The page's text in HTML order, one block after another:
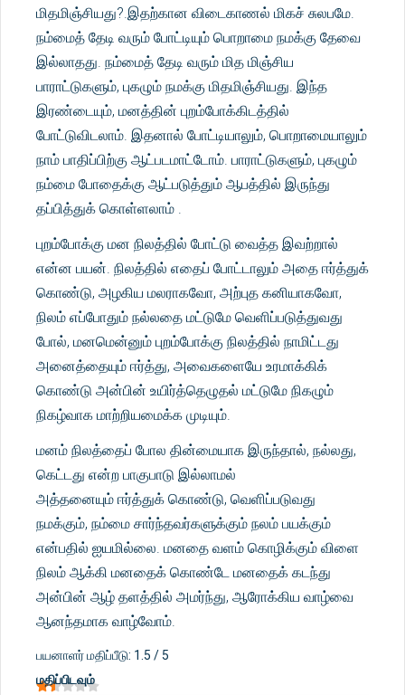
மிதமிஞ்சியது?.இதற்கான விடைகாணல் மிகச் சுலபமே.
நம்மைத் தேடி வரும் போட்டியும் பொறாமை நமக்கு தேவை
இல்லாதது. நம்மைத் தேடி வரும் மித மிஞ்சிய
பாராட்டுகளும், புகழும் நமக்கு மிதமிஞ்சியது. இந்த
இரண்டையும், மனத்தின் புறம்போக்கிடத்தில்
போட்டுவிடலாம். இதனால் போட்டியாலும், பொறாமையாலும்
நாம் பாதிப்பிற்கு ஆட்படமாட்டோம். பாராட்டுகளும், புகழும்
நம்மை போதைக்கு ஆட்படுத்தும் ஆபத்தில் இருந்து
தப்பித்துக் கொள்ளலாம் .
புறம்போக்கு மன நிலத்தில் போட்டு வைத்த இவற்றால்
என்ன பயன். நிலத்தில் எதைப் போட்டாலும் அதை ஈர்த்துக்
கொண்டு, அழகிய மலராகவோ, அற்புத கனியாகவோ,
நிலம் எப்போதும் நல்லதை மட்டுமே வெளிப்படுத்துவது
போல், மனமென்னும் புறம்போக்கு நிலத்தில் நாமிட்டது
அனைத்தையும் ஈர்த்து, அவைகளையே உரமாக்கிக்
கொண்டு அன்பின் உயிர்த்தெழுதல் மட்டுமே நிகழும்
நிகழ்வாக மாற்றியமைக்க முடியும்.
மனம் நிலத்தைப் போல தின்மையாக இருந்தால், நல்லது,
கெட்டது என்ற பாகுபாடு இல்லாமல்
அத்தனையும் ஈர்த்துக் கொண்டு, வெளிப்படுவது
நமக்கும், நம்மை சார்ந்தவர்களுக்கும் நலம் பயக்கும்
என்பதில் ஐயமில்லை. மனதை வளம் கொழிக்கும் விளை
நிலம் ஆக்கி மனதைக் கொண்டே மனதைக் கடந்து
அன்பின் ஆழ் தளத்தில் அமர்ந்து, ஆரோக்கிய வாழ்வை
ஆனந்தமாக வாழ்வோம்.
பயனாளர் மதிப்பீடு: 1.5 /5
மதிப்பிடவும்